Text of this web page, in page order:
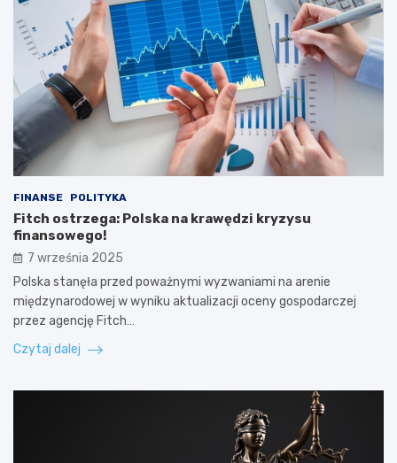
FINANSE POLITYKA
Fitch ostrzega: Polska na krawędzi kryzysu
finansowego!
7 września 2025
Polska stanęła przed poważnymi wyzwaniami na arenie
międzynarodowej w wyniku aktualizacji oceny gospodarczej
przez agencję Fitch…
Czytaj dalej